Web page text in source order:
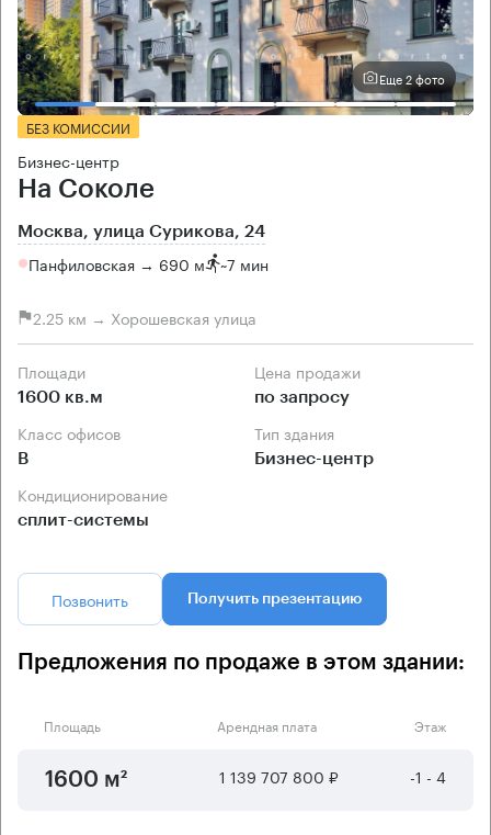
Еще 2 фото
БЕЗ КОМИССИИ
Бизнес-центр
На Соколе
Москва, улица Сурикова, 24
Панфиловская → 690 м ~7 мин
2.25 км → Хорошевская улица
Площади
1600 кв.м
Цена продажи
по запросу
Класс офисов
B
Тип здания
Бизнес-центр
Кондиционирование
сплит-системы
Позвонить Получить презентацию
Предложения по продаже в этом здании:
Площадь Арендная плата Этаж
1600 м² 1 139 707 800 ₽ -1 - 4